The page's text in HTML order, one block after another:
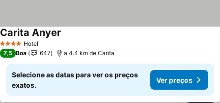
4 EstrelasHotel
Carita Anyer
7,5 Boa 647 a 4.4 km de Carita
Selecione as datas para ver os preços
exatos.
Ver preços